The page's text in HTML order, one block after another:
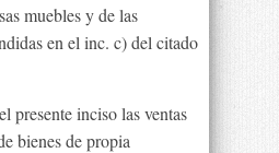
muebles y de las
en el inc. c) del citado
presente inciso las ventas
bienes de propia